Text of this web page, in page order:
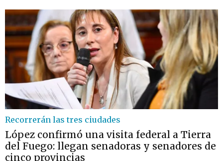
Recorrerán las tres ciudades
López confirmó una visita federal a Tierra
del Fuego: llegan senadoras y senadores de
cinco provincias